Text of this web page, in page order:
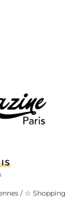
/ ☆ Shopping